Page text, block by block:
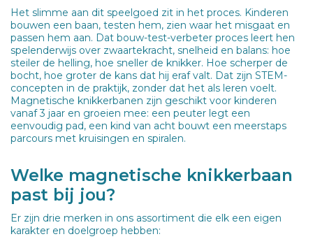
Het slimme aan dit speelgoed zit in het proces. Kinderen
bouwen een baan, testen hem, zien waar het misgaat en
passen hem aan. Dat bouw-test-verbeter proces leert hen
spelenderwijs over zwaartekracht, snelheid en balans: hoe
steiler de helling, hoe sneller de knikker. Hoe scherper de
bocht, hoe groter de kans dat hij eraf valt. Dat zijn STEM-
concepten in de praktijk, zonder dat het als leren voelt.
Magnetische knikkerbanen zijn geschikt voor kinderen
vanaf 3 jaar en groeien mee: een peuter legt een
eenvoudig pad, een kind van acht bouwt een meerstaps
parcours met kruisingen en spiralen.
Welke magnetische knikkerbaan
past bij jou?
Er zijn drie merken in ons assortiment die elk een eigen
karakter en doelgroep hebben: